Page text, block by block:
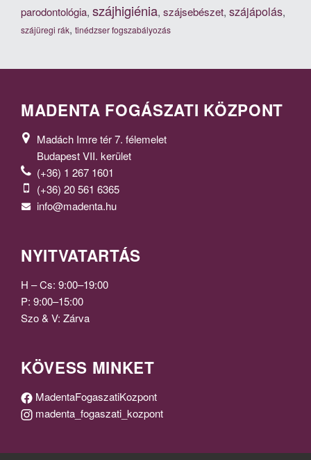
parodontológia, szájhigiénia, szájsebészet, szájápolás,
szájüregi rák, tinédzser fogszabályozás
MADENTA FOGÁSZATI KÖZPONT
Madách Imre tér 7. félemelet
Budapest VII. kerület
(+36) 1 267 1601
(+36) 20 561 6365
info@madenta.hu
NYITVATARTÁS
H – Cs: 9:00–19:00
P: 9:00–15:00
Szo & V: Zárva
KÖVESS MINKET
MadentaFogaszatiKozpont
madenta_fogaszati_kozpont